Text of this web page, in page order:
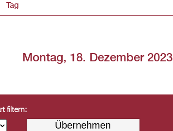
Tag(aktiver Reiter)
Montag, 18. Dezember 2023
filtern: